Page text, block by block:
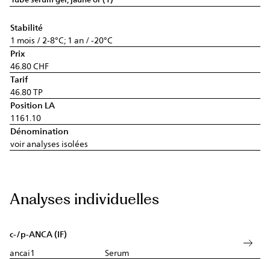
Stabilité
1 mois / 2-8°C; 1 an / -20°C
Prix
46.80 CHF
Tarif
46.80 TP
Position LA
1161.10
Dénomination
voir analyses isolées
Analyses individuelles
c-/p-ANCA (IF)
ancai1
Serum